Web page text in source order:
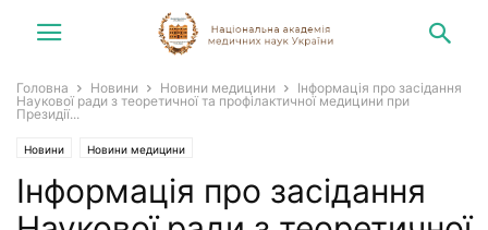
Головна Новини Новини медицини
Інформація про засідання
Наукової ради з теоретичної та профілактичної медицини при
Президії...
Новини Новини медицини
Інформація про засідання